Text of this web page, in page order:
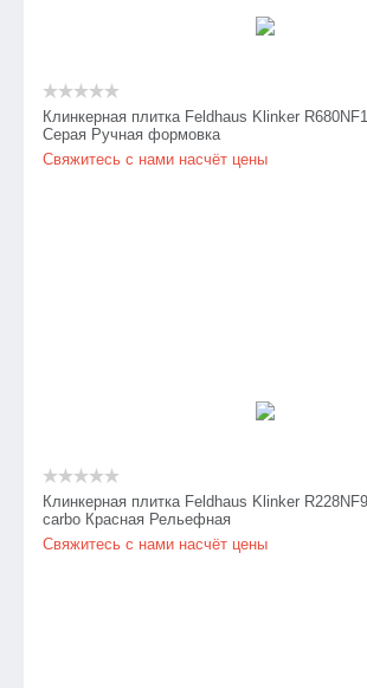
Клинкерная плитка Feldhaus Klinker
Серая Ручная формовка
Свяжитесь с нами насчёт цены
Клинкерная плитка Feldhaus Klinker
carbo Красная Рельефная
Свяжитесь с нами насчёт цены